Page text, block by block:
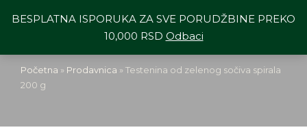
BESPLATNA ISPORUKA ZA SVE PORUDŽBINE PREKO
10,000 RSD Odbaci
Početna » Prodavnica »Testenina od zelenog sočiva spirala
200 g